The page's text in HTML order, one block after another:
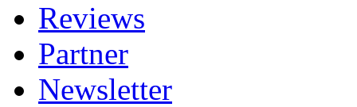
Reviews
Partner
Newsletter